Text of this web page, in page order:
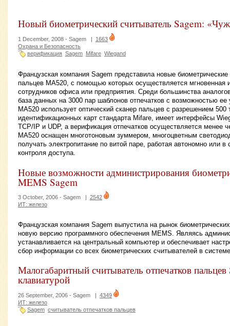
Новый биометрический считыватель Sagem:
1 December, 2008 - Sagem | 1663
Охрана и Безопасность
верификация Sagem Mifare Wiegand
Французская компания Sagem представила новые биометрические
пальцев МА520, с помощью которых осуществляется мгновенная
сотрудников офиса или предприятия. Среди большинства
база данных на 3000 пар шаблонов отпечатков с возможностью
MA520 использует оптический сканер пальцев с разрешением
идентификационных карт стандарта Mifare, имеет интерфейсы
TCP/IP и UDP, а верификация отпечатков осуществляется менее
МА520 оснащен многотоновым зуммером, многоцветным
получать электропитание по витой паре, работая автономно или в
контроля доступа.
Новые возможности администрирования
MEMS Sagem
3 October, 2006 - Sagem
2542
ИТ: железо
Французская компания Sagem выпустила на рынок
новую версию программного обеспечения MEMS. Являясь
устанавливается на центральный компьютер и обеспечивает
сбор информации со всех биометрических считывателей в
Малогабаритный считыватель отпечатков
клавиатурой
26 September, 2006 - Sagem | 4349
ИТ: железо
Sagem считыватель отпечатков пальцев